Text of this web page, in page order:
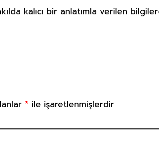
kalıcı bir anlatımla verilen
* ile işaretlenmişlerdir